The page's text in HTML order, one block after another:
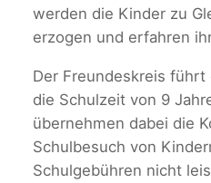
werden die Kinder zu
erzogen und erfahren
Der Freundeskreis
die Schulzeit von 9
übernehmen dabei die
Schulbesuch von
Schulgebühren nicht